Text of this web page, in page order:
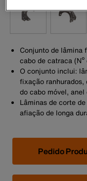
Conjunto de lâmina
cabo de catraca
O conjunto inclui:
fixação ranhurados,
do cabo móvel, anel
Lâminas de corte
afiação de longa
Pedido